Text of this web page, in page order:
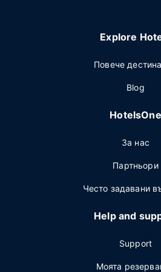
Explore
Повече
Blog
HotelsOne
За нас
Партньори
Често задавани
Help and
Support
Моята